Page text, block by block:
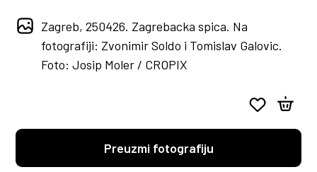
Zagreb, 250426. Zagrebacka spica. Na
fotografiji: Zvonimir Soldo i Tomislav Galovic.
Foto: Josip Moler / CROPIX
Preuzmi fotografiju